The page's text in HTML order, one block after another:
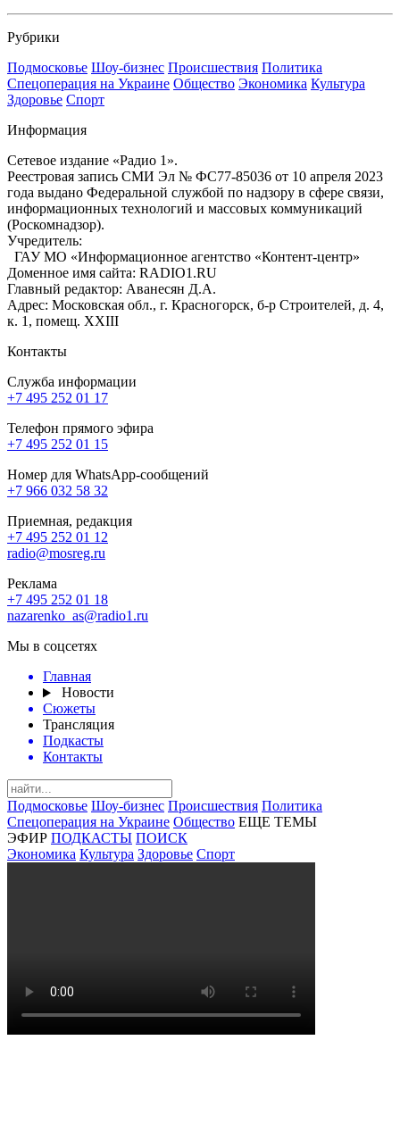
Рубрики
Подмосковье Шоу-бизнес Происшествия Политика
Спецоперация на Украине Общество Экономика Культура
Здоровье Спорт
Информация
Сетевое издание «Радио 1».
Реестровая запись СМИ Эл № ФС77-85036 от 10 апреля 2023
года выдано Федеральной службой по надзору в сфере связи,
информационных технологий и массовых коммуникаций
(Роскомнадзор).
Учредитель:
ГАУ МО «Информационное агентство «Контент-центр»
Доменное имя сайта: RADIO1.RU
Главный редактор: Аванесян Д.А.
Адрес: Московская обл., г. Красногорск, б-р Строителей, д. 4,
к. 1, помещ. XXIII
Контакты
Служба информации
+7 495 252 01 17
Телефон прямого эфира
+7 495 252 01 15
Номер для WhatsApp-сообщений
+7 966 032 58 32
Приемная, редакция
+7 495 252 01 12
radio@mosreg.ru
Реклама
+7 495 252 01 18
nazarenko_as@radio1.ru
Мы в соцсетях
Главная
Новости
Сюжеты
Трансляция
Подкасты
Контакты
Подмосковье Шоу-бизнес Происшествия Политика
Спецоперация на Украине Общество ЕЩЕ ТЕМЫ
ЭФИР ПОДКАСТЫ ПОИСК
Экономика Культура Здоровье Спорт